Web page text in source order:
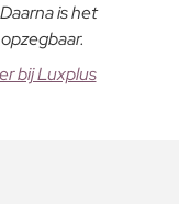
is het
bij Luxplus